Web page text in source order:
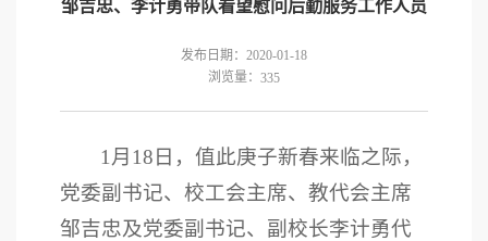
邹吉忠、李计勇带队看望慰问后勤服务工作人员
发布日期：2020-01-18
浏览量： 335
1月18日，值此庚子新春来临之际，
党委副书记、校工会主席、教代会主席
邹吉忠及党委副书记、副校长李计勇代